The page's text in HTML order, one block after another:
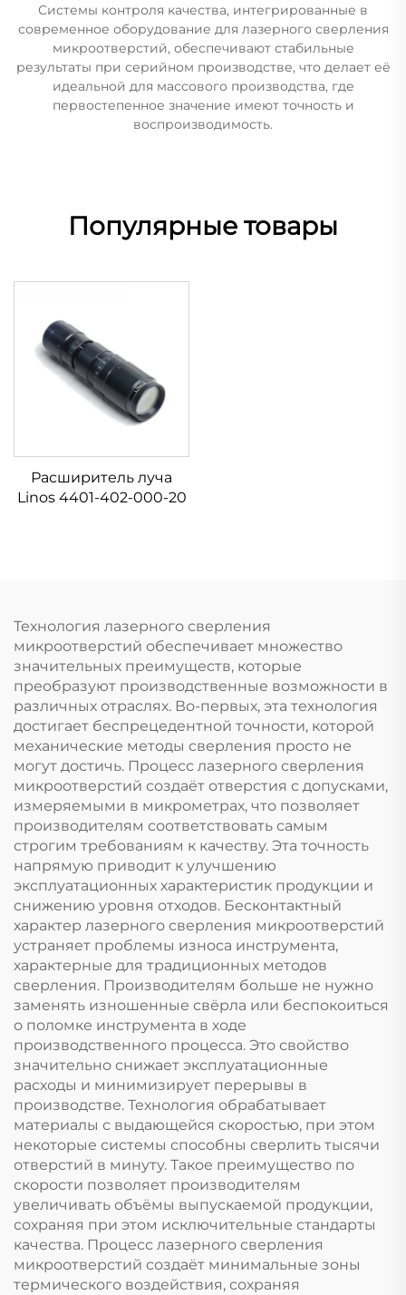
Системы контроля качества, интегрированные в
современное оборудование для лазерного сверления
микроотверстий, обеспечивают стабильные
результаты при серийном производстве, что делает её
идеальной для массового производства, где
первостепенное значение имеют точность и
воспроизводимость.
Популярные товары
Расширитель луча
Linos 4401-402-000-20
Технология лазерного сверления
микроотверстий обеспечивает множество
значительных преимуществ, которые
преобразуют производственные возможности в
различных отраслях. Во-первых, эта технология
достигает беспрецедентной точности, которой
механические методы сверления просто не
могут достичь. Процесс лазерного сверления
микроотверстий создаёт отверстия с допусками,
измеряемыми в микрометрах, что позволяет
производителям соответствовать самым
строгим требованиям к качеству. Эта точность
напрямую приводит к улучшению
эксплуатационных характеристик продукции и
снижению уровня отходов. Бесконтактный
характер лазерного сверления микроотверстий
устраняет проблемы износа инструмента,
характерные для традиционных методов
сверления. Производителям больше не нужно
заменять изношенные свёрла или беспокоиться
о поломке инструмента в ходе
производственного процесса. Это свойство
значительно снижает эксплуатационные
расходы и минимизирует перерывы в
производстве. Технология обрабатывает
материалы с выдающейся скоростью, при этом
некоторые системы способны сверлить тысячи
отверстий в минуту. Такое преимущество по
скорости позволяет производителям
увеличивать объёмы выпускаемой продукции,
сохраняя при этом исключительные стандарты
качества. Процесс лазерного сверления
микроотверстий создаёт минимальные зоны
термического воздействия, сохраняя